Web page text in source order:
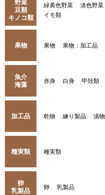
野菜
豆類
キノコ類
緑黄色野菜 淡色野菜
イモ類
果物 果物 果物：加工品
魚介
海藻
赤身 白身 甲殻類
加工品 乾物 練り製品 漬物
種実類 種実類
卵
乳製品
卵 乳製品